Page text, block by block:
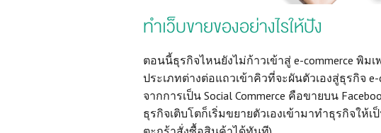
ทำเว็บขายของอย่างไรให้ปัง
ตอนนี้ธุรกิจไหนยังไม่ก้าวเข้าสู่ e-commerce พิม
ประเภทต่างต่อแถวเข้าคิวที่จะผันตัวเองสู่ธุรกิจ
จากการเป็น Social Commerce คือขายบน
ธุรกิจเติบโตก็เริ่มขยายตัวเองเข้ามาทำธุรกิจให้